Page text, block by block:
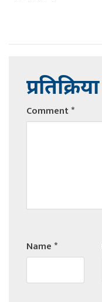
प्रतिक्रिया
Comment*
Name*